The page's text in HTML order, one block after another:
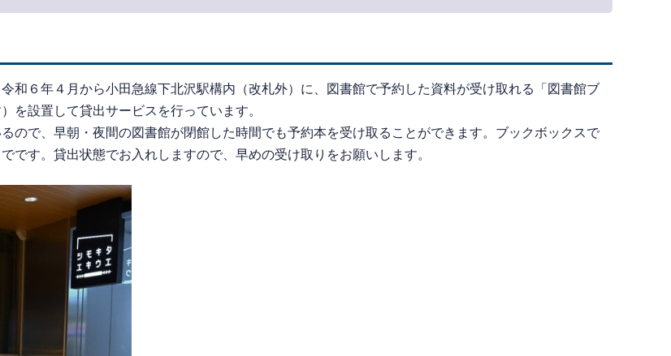
和６年４月から小田急線下北沢駅構内（改札外）に、図書館で予約した資料が受け取れる「図書館ブ
を設置して貸出サービスを行っています。
ので、早朝・夜間の図書館が閉館した時間でも予約本を受け取ることができます。ブックボックスで
です。貸出状態でお入れしますので、早めの受け取りをお願いします。